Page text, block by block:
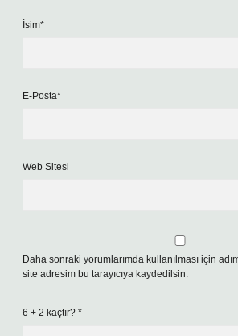
İsim*
E-Posta*
Web Sitesi
Daha sonraki yorumlarımda kullanılması için
site adresim bu tarayıcıya kaydedilsin.
6 + 2 kaçtır? *